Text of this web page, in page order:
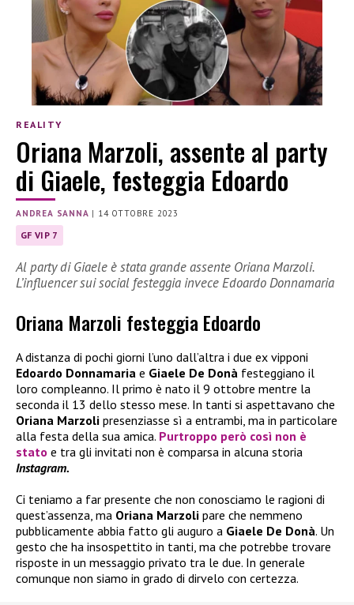
REALITY
Oriana Marzoli, assente al party
di Giaele, festeggia Edoardo
ANDREA SANNA | 14 OTTOBRE 2023
GF VIP 7
Al party di Giaele è stata grande assente Oriana Marzoli.
L’influencer sui social festeggia invece Edoardo Donnamaria
Oriana Marzoli festeggia Edoardo
A distanza di pochi giorni l’uno dall’altra i due ex vipponi
Edoardo Donnamaria e Giaele De Donà festeggiano il
loro compleanno. Il primo è nato il 9 ottobre mentre la
seconda il 13 dello stesso mese. In tanti si aspettavano che
Oriana Marzoli presenziasse sì a entrambi, ma in particolare
alla festa della sua amica. Purtroppo però così non è
stato e tra gli invitati non è comparsa in alcuna storia
Instagram.
Ci teniamo a far presente che non conosciamo le ragioni di
quest’assenza, ma Oriana Marzoli pare che nemmeno
pubblicamente abbia fatto gli auguro a Giaele De Donà. Un
gesto che ha insospettito in tanti, ma che potrebbe trovare
risposte in un messaggio privato tra le due. In generale
comunque non siamo in grado di dirvelo con certezza.